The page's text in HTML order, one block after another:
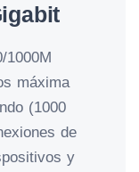
1000M
máxima
(1000
de
y